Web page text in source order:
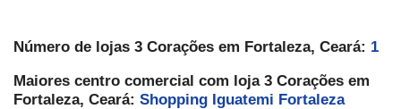
Número de lojas 3 Corações em Fortaleza, Ceará: 1
Maiores centro comercial com loja 3 Corações em
Fortaleza, Ceará: Shopping Iguatemi Fortaleza